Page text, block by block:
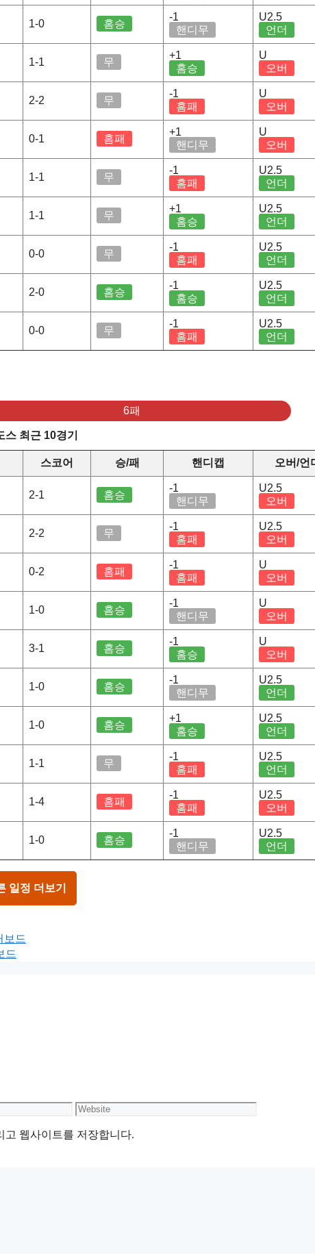
1-0 홈승
-1
핸디무
U2.5
언더
1-1 무
+1
홈승
U
오버
2-2 무
-1
홈패
U
오버
0-1 홈패
+1
핸디무
U
오버
1-1 무
-1
홈패
U2.5
언더
1-1 무
+1
홈승
U2.5
언더
0-0 무
-1
홈패
U2.5
언더
2-0 홈승
-1
홈승
U2.5
언더
0-0 무
-1
홈패
U2.5
언더
6패
스 최근 10경기
스코어 승/패 핸디캡 오버/언
2-1 홈승
-1
핸디무
U2.5
오버
2-2 무
-1
홈패
U2.5
오버
0-2 홈패
-1
홈패
U
오버
1-0 홈승
-1
핸디무
U
오버
3-1 홈승
-1
홈승
U
오버
1-0 홈승
-1
핸디무
U2.5
언더
1-0 홈승
+1
홈승
U2.5
언더
1-1 무
-1
홈패
U2.5
언더
1-4 홈패
-1
홈패
U2.5
오버
1-0 홈승
-1
핸디무
U2.5
언더
일정 더보기
보드
드
Website
고 웹사이트를 저장합니다.